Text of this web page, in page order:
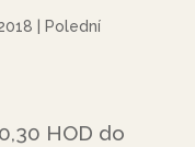
Polední
HOD do